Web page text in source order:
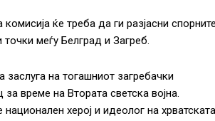
ќе треба да ги разјасни спорните
меѓу Белград и Загреб.
заслуга на тогашниот загребачки
време на Втората светска војна.
национален херој и идеолог на хрватската